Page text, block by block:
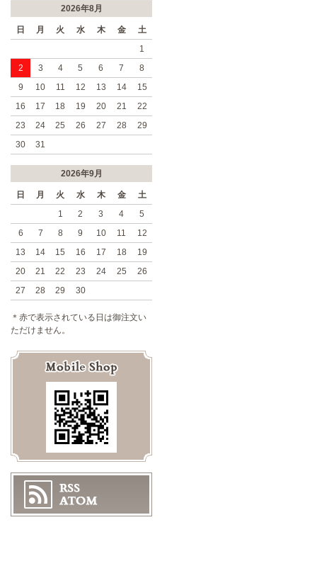
2026年8月
日 月 火 水 木 金
土
1
2
3 4 5 6 7
8
9
10 11 12 13 14
15
16
17 18 19 20 21
22
23
24 25 26 27 28
29
30
31
2026年9月
日 月 火 水 木 金
土
1
2 3 4
5
6
7 8 9 10 11
12
13
14 15 16 17 18
19
20
21 22 23 24 25
26
27
28 29 30
＊赤で表示されている日は御注文い
ただけません。